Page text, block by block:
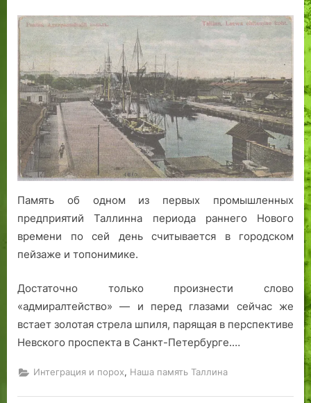
Канал,
бассейн,
гавань:
след
ревельского
адмиралтейства
Память об одном из первых промышленных
предприятий Таллинна периода раннего Нового
времени по сей день считывается в городском
пейзаже и топонимике.
Достаточно только произнести слово
«адмиралтейство» — и перед глазами сейчас же
встает золотая стрела шпиля, парящая в перспективе
Невского проспекта в Санкт-Петербурге.…
Интеграция и порох, Наша память Таллина